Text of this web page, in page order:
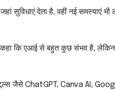
सुविधाएं देता है, वहीं नई समस्याएं
कि एआई से बहुत कुछ संभव है, लेकिन
टूल्स जैसे ChatGPT, Canva AI,